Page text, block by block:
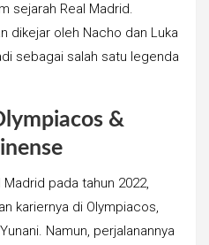
sejarah Real Madrid.
dikejar oleh Nacho dan Luka
sebagai salah satu legenda
&
pada tahun 2022,
kariernya di Olympiacos,
Namun, perjalanannya